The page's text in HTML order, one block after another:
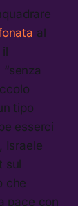
al
tipo
esserci
Israele
sul
che
pace con